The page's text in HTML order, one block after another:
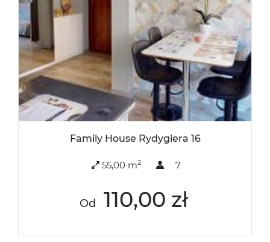
Family House Rydygiera 16
55,00 m2 7
Od 110,00 zł